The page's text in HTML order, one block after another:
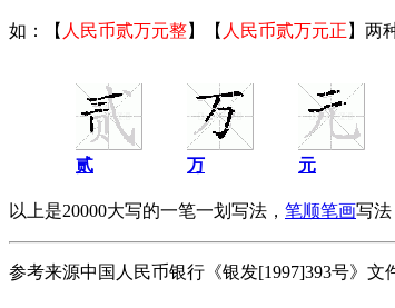
如：【 人民币贰万元整】【 人民币贰万元正 】两
贰 万 元
以上是20000大写的一笔一划写法， 笔顺笔画写法
参考来源中国人民币银行《银发[1997]393号》